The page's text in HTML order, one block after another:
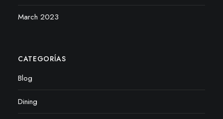
March 2023
CATEGORÍAS
Blog
Dining